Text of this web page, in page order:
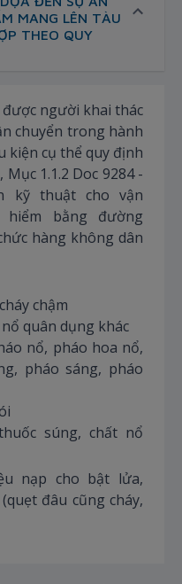
MANG LÊN TÀU
THEO QUY
người khai thác
chuyển trong hành
kiện cụ thể quy định
1.1.2 Doc 9284 -
kỹ thuật cho vận
hiểm bằng đường
hàng không dân
chậm
quân dụng khác
nổ, pháo hoa nổ,
pháo sáng, pháo
súng, chất nổ
nạp cho bật lửa,
đâu cũng cháy,